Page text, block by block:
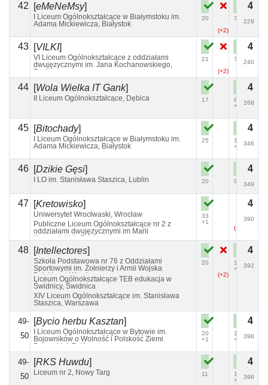
42 [eMeNeMsy]
I Liceum Ogólnokształcące w Białymstoku im.
Adama Mickiewicza, Białystok
20
(+2)
76
4
229
43 [VILKI]
VI Liceum Ogólnokształcące z oddziałami
dwujęzycznymi im. Jana Kochanowskiego,
Radom
21
(+2)
71
4
240
44 [Wola Wielka IT Gank]
II Liceum Ogólnokształcące, Dębica 17
82
+1
4
268
45 [Bitochady]
I Liceum Ogólnokształcące w Białymstoku im.
Adama Mickiewicza, Białystok
25
109
+3
4
346
46 [Dzikie Gęsi]
I LO im. Stanisława Staszica, Lublin 20 99
4
349
47 [Kretowisko]
Uniwersytet Wrocłwaski, Wrocław
Publiczne Liceum Ogólnokształcące nr 2 z
oddziałami dwujęzycznymi im Marii
Konopnickiej, Opole
33
+1
(+5)
4
390
48 [Intellectores]
Szkoła Podstawowa nr 76 z Oddziałami
Sportowymi im. Żołnierzy i Armii Wojska
Polskiego, Wrocław
Liceum Ogólnokształcące TEB edukacja w
Świdnicy, Świdnica
XIV Liceum Ogólnokształcące im. Stanisława
Staszica, Warszawa
20
(+2)
125
+1
4
392
49-
50
[Bycio herbu Kasztan]
I Liceum Ogólnokształcące w Bytowie im.
Bojowników o Wolność i Polskość Ziemi
Bytowskiej, Bytów
20
+1
118
+4
4
398
49-
50
[RKS Huwdu]
Liceum nr 2, Nowy Targ 11
157
+5
4
398